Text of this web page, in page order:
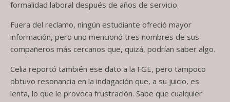
formalidad laboral después de años de servicio.
Fuera del reclamo, ningún estudiante ofreció mayor
información, pero uno mencionó tres nombres de sus
compañeros más cercanos que, quizá, podrían saber algo.
Celia reportó también ese dato a la FGE, pero tampoco
obtuvo resonancia en la indagación que, a su juicio, es
lenta, lo que le provoca frustración. Sabe que cualquier